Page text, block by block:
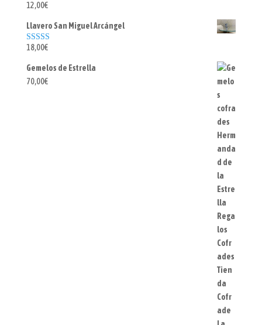
12,00€
Llavero San Miguel Arcángel
Valorado con
18,00€
Gemelos de Estrella
70,00€